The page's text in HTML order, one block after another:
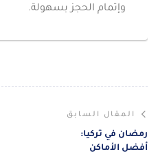
وإتمام الحجز بسهولة.
المقال السابق
رمضان في تركيا:
أفضل الأماكن